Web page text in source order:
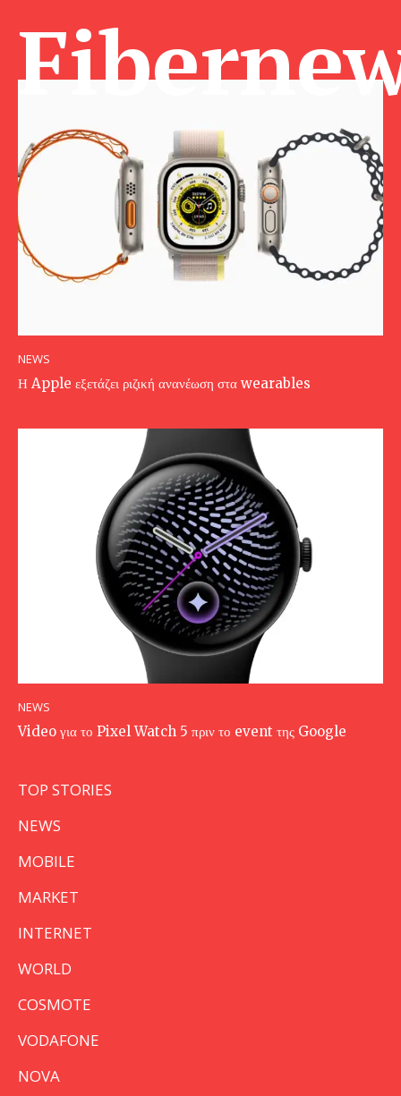
NEWS
Η Apple εξετάζει ριζική ανανέωση στα wearables
NEWS
Video για το Pixel Watch 5 πριν το event της Google
TOP STORIES
NEWS
MOBILE
MARKET
INTERNET
WORLD
COSMOTE
VODAFONE
NOVA